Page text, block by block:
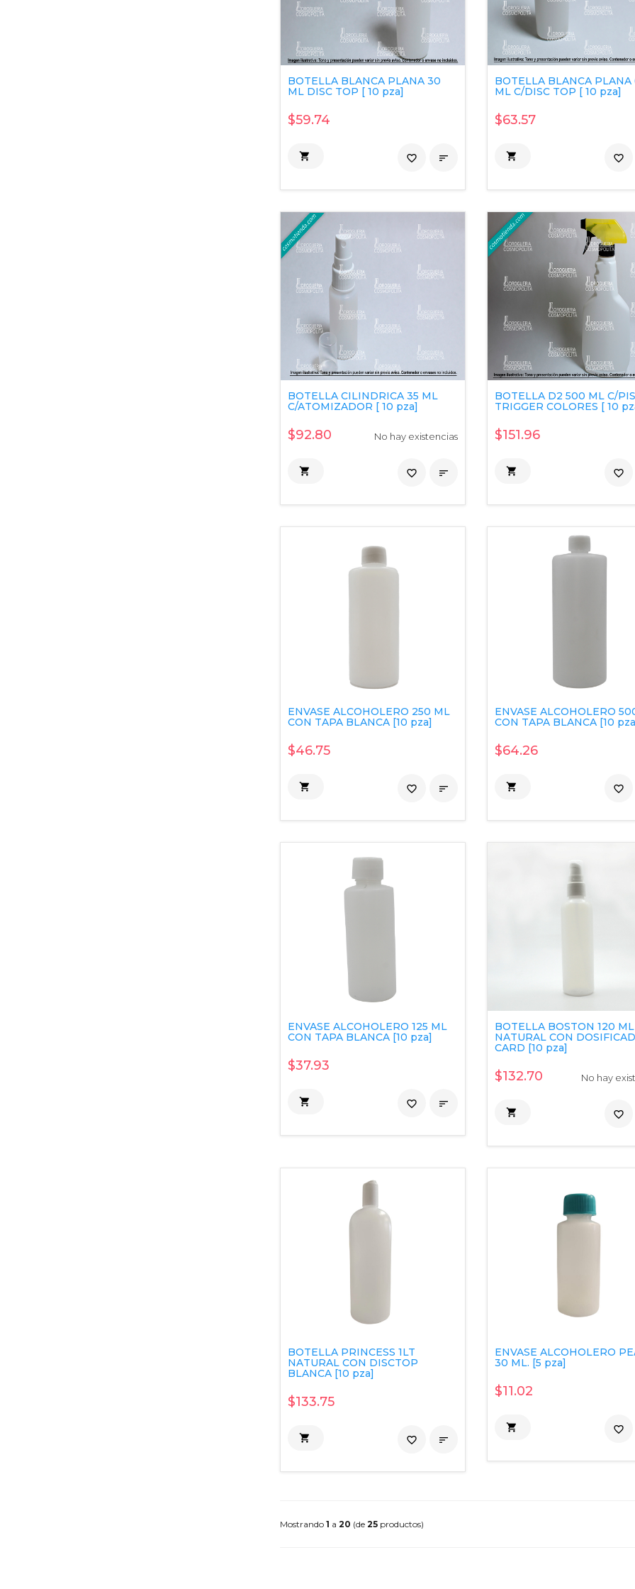
BOTELLA BLANCA PLANA 30
ML DISC TOP [ 10 pza]
$59.74
 
favorite_border
BOTELLA BLANCA PLANA
ML C/DISC TOP [ 10 pza]
$63.57
 favorite_border
BOTELLA CILINDRICA 35 ML
C/ATOMIZADOR [ 10 pza]
$92.80 No hay existencias
 
favorite_border
BOTELLA D2 500 ML C/
TRIGGER COLORES [ 10
$151.96
 favorite_border
ENVASE ALCOHOLERO 250 ML
CON TAPA BLANCA [10 pza]
$46.75
 
favorite_border
ENVASE ALCOHOLERO
CON TAPA BLANCA [10
$64.26
 favorite_border
ENVASE ALCOHOLERO 125 ML
CON TAPA BLANCA [10 pza]
$37.93
 
favorite_border
BOTELLA BOSTON 120 ML
NATURAL CON
CARD [10 pza]
$132.70 No hay
 favorite_border
BOTELLA PRINCESS 1LT
NATURAL CON DISCTOP
BLANCA [10 pza]
$133.75
 
favorite_border
ENVASE ALCOHOLERO
30 ML. [5 pza]
$11.02
 favorite_border
Mostrando 1 a 20 (de 25productos)